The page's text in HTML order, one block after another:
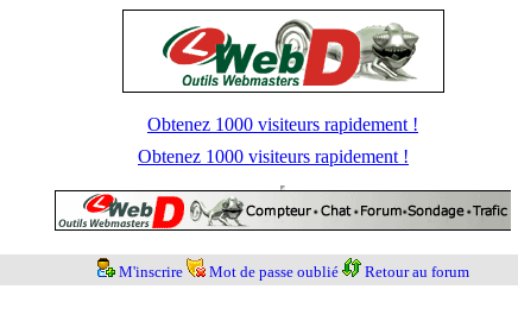
Obtenez 1000 visiteurs rapidement !
Obtenez 1000 visiteurs rapidement !
M'inscrire Mot de passe oublié Retour au forum